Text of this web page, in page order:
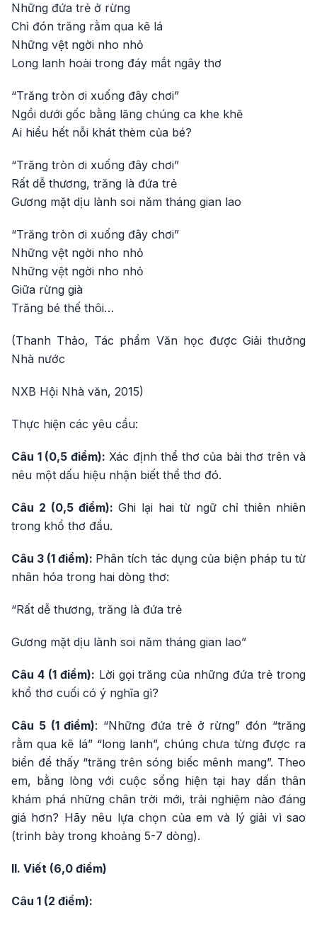
Những đứa trẻ ở rừng
Chỉ đón trăng rằm qua kẽ lá
Những vệt ngời nho nhỏ
Long lanh hoài trong đáy mắt ngây thơ
“Trăng tròn ơi xuống đây chơi”
Ngồi dưới gốc bằng lăng chúng ca khe khẽ
Ai hiểu hết nỗi khát thèm của bé?
“Trăng tròn ơi xuống đây chơi”
Rất dễ thương, trăng là đứa trẻ
Gương mặt dịu lành soi năm tháng gian lao
“Trăng tròn ơi xuống đây chơi”
Những vệt ngời nho nhỏ
Những vệt ngời nho nhỏ
Giữa rừng già
Trăng bé thế thôi…
(Thanh Thảo, Tác phẩm Văn học được Giải thưởng
Nhà nước
NXB Hội Nhà văn, 2015)
Thực hiện các yêu cầu:
Câu 1 (0,5 điểm): Xác định thể thơ của bài thơ trên và
nêu một dấu hiệu nhận biết thể thơ đó.
Câu 2 (0,5 điểm): Ghi lại hai từ ngữ chỉ thiên nhiên
trong khổ thơ đầu.
Câu 3 (1 điểm): Phân tích tác dụng của biện pháp tu từ
nhân hóa trong hai dòng thơ:
“Rất dễ thương, trăng là đứa trẻ
Gương mặt dịu lành soi năm tháng gian lao”
Câu 4 (1 điểm): Lời gọi trăng của những đứa trẻ trong
khổ thơ cuối có ý nghĩa gì?
Câu 5 (1 điểm): “Những đứa trẻ ở rừng” đón “trăng
rằm qua kẽ lá” “long lanh”, chúng chưa từng được ra
biển để thấy “trăng trên sóng biếc mênh mang”. Theo
em, bằng lòng với cuộc sống hiện tại hay dấn thân
khám phá những chân trời mới, trải nghiệm nào đáng
giá hơn? Hãy nêu lựa chọn của em và lý giải vì sao
(trình bày trong khoảng 5-7 dòng).
II. Viết (6,0 điểm)
Câu 1 (2 điểm):